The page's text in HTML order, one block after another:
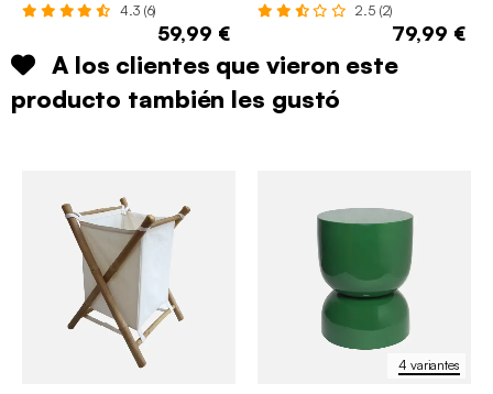
4.3 (6)
59,99 €
2.5 (2)
79,99 €
A los clientes que vieron este
producto también les gustó
4 variantes